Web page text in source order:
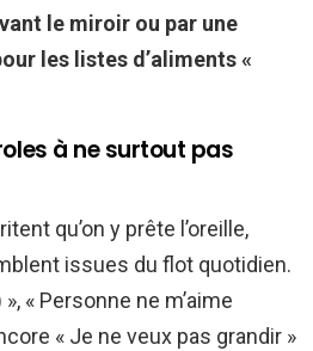
le miroir ou par une
les listes d’aliments «
à ne surtout pas
qu’on y prête l’oreille,
issues du flot quotidien.
« Personne ne m’aime
« Je ne veux pas grandir »